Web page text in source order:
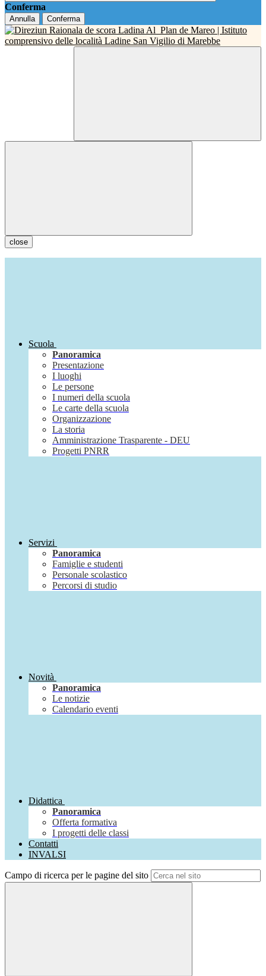
Conferma
Annulla Conferma
close
Scuola
Panoramica
Presentazione
I luoghi
Le persone
I numeri della scuola
Le carte della scuola
Organizzazione
La storia
Amministrazione Trasparente - DEU
Progetti PNRR
Servizi
Panoramica
Famiglie e studenti
Personale scolastico
Percorsi di studio
Novità
Panoramica
Le notizie
Calendario eventi
Didattica
Panoramica
Offerta formativa
I progetti delle classi
Contatti
INVALSI
Campo di ricerca per le pagine del sito